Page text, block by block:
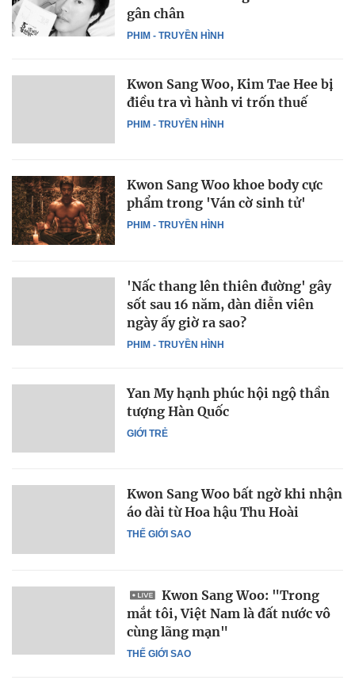
PHIM - TRUYỀN HÌNH
gân chân
PHIM - TRUYỀN HÌNH
Kwon Sang Woo, Kim Tae Hee bị
điều tra vì hành vi trốn thuế
PHIM - TRUYỀN HÌNH
Kwon Sang Woo khoe body cực
phẩm trong 'Ván cờ sinh tử'
PHIM - TRUYỀN HÌNH
'Nấc thang lên thiên đường' gây
sốt sau 16 năm, dàn diễn viên
ngày ấy giờ ra sao?
GIỚI TRẺ
Yan My hạnh phúc hội ngộ thần
tượng Hàn Quốc
THẾ GIỚI SAO
Kwon Sang Woo bất ngờ khi nhận
áo dài từ Hoa hậu Thu Hoài
THẾ GIỚI SAO
Kwon Sang Woo: "Trong
mắt tôi, Việt Nam là đất nước vô
cùng lãng mạn"